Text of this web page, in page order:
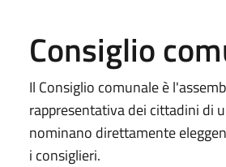
Consiglio
Il Consiglio comunale è
rappresentativa dei cittadini di
nominano direttamente
i consiglieri.